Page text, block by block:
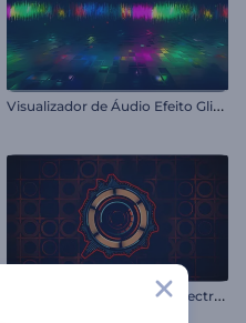
V
isualizador de Áudio Efeito Glitch Dinâmico
V
isualizador de Áudio - Espectro de Áudio Plano